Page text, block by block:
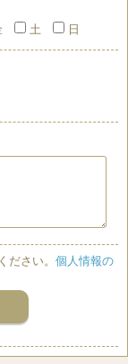
土 日
ださい。 個人情報の